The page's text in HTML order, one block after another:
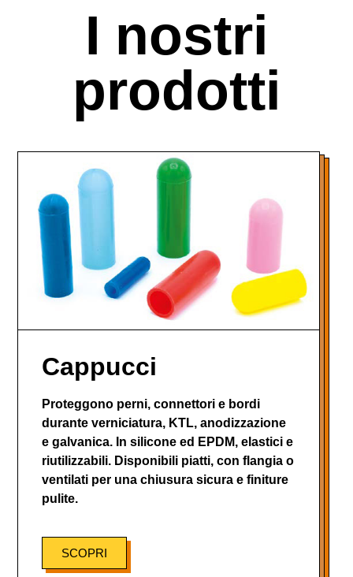
I nostri
prodotti
Cappucci
Proteggono perni, connettori e bordi
durante verniciatura, KTL, anodizzazione
e galvanica. In silicone ed EPDM, elastici e
riutilizzabili. Disponibili piatti, con flangia o
ventilati per una chiusura sicura e finiture
pulite.
SCOPRI